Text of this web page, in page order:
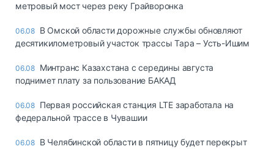
метровый мост через реку Грайворонка
06.08 В Омской области дорожные службы обновляют
десятикилометровый участок трассы Тара – Усть-Ишим
06.08 Минтранс Казахстана с середины августа
поднимет плату за пользование БАКАД
06.08 Первая российская станция LTE заработала на
федеральной трассе в Чувашии
06.08 В Челябинской области в пятницу будет перекрыт